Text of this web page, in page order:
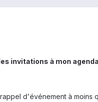
invitations à mon
d'événement à